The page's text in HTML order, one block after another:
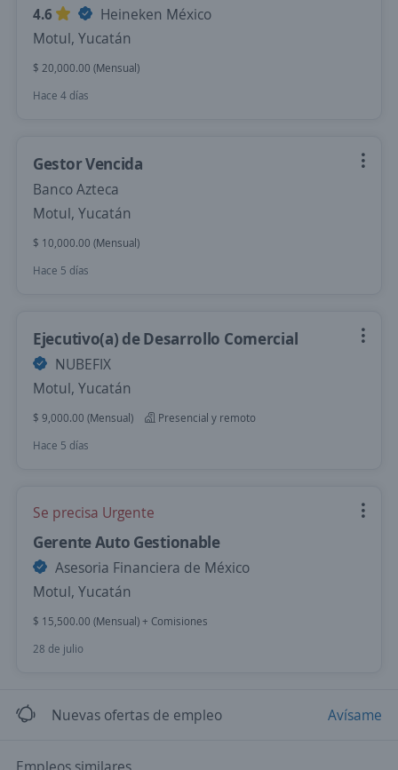
4.6
Heineken México
Motul, Yucatán
$ 20,000.00 (Mensual)
Hace 4 días
Gestor Vencida
Banco Azteca
Motul, Yucatán
$ 10,000.00 (Mensual)
Hace 5 días
Ejecutivo(a) de Desarrollo Comercial
NUBEFIX
Motul, Yucatán
$ 9,000.00 (Mensual)
Presencial y remoto
Hace 5 días
Se precisa Urgente
Gerente Auto Gestionable
Asesoria Financiera de México
Motul, Yucatán
$ 15,500.00 (Mensual) + Comisiones
28 de julio
Nuevas ofertas de empleo Avísame